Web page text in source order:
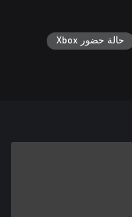
حالة حضور Xbox